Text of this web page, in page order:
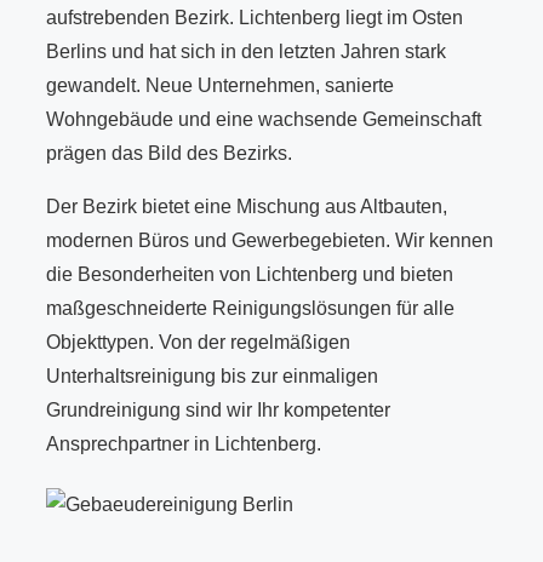
aufstrebenden Bezirk. Lichtenberg liegt im Osten
Berlins und hat sich in den letzten Jahren stark
gewandelt. Neue Unternehmen, sanierte
Wohngebäude und eine wachsende Gemeinschaft
prägen das Bild des Bezirks.
Der Bezirk bietet eine Mischung aus Altbauten,
modernen Büros und Gewerbegebieten. Wir kennen
die Besonderheiten von Lichtenberg und bieten
maßgeschneiderte Reinigungslösungen für alle
Objekttypen. Von der regelmäßigen
Unterhaltsreinigung bis zur einmaligen
Grundreinigung sind wir Ihr kompetenter
Ansprechpartner in Lichtenberg.